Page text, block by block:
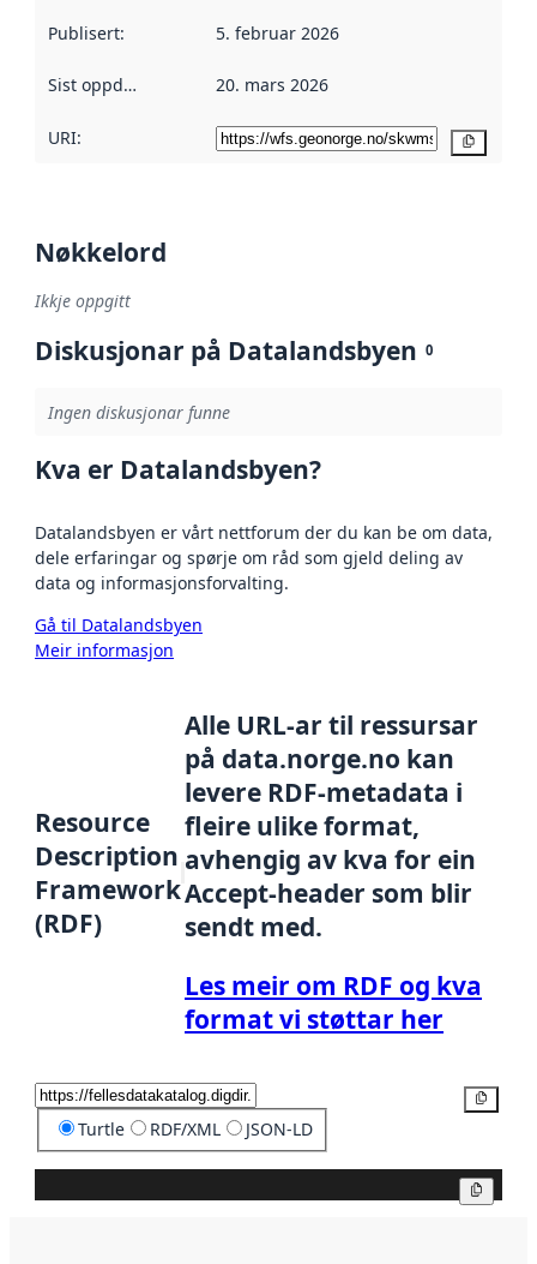
Publisert: 5. februar 2026
Sist oppdatert 20. mars 2026
URI:
Nøkkelord
Ikkje oppgitt
Diskusjonar på Datalandsbyen 0
Ingen diskusjonar funne
Kva er Datalandsbyen?
Datalandsbyen er vårt nettforum der du kan be om data,
dele erfaringar og spørje om råd som gjeld deling av
data og informasjonsforvalting.
Gå til Datalandsbyen
Meir informasjon
Resource
Description
Framework
(RDF)
Alle URL-ar til ressursar
på data.norge.no kan
levere RDF-metadata i
fleire ulike format,
avhengig av kva for ein
Accept-header som blir
sendt med.
Les meir om RDF og kva
format vi støttar her
Turtle RDF/XML JSON-LD